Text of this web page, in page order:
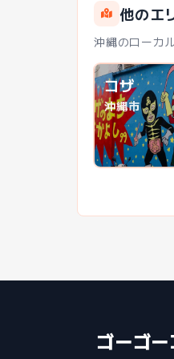
他のエ
沖縄のローカ
コザ
沖縄市
ゴーゴ